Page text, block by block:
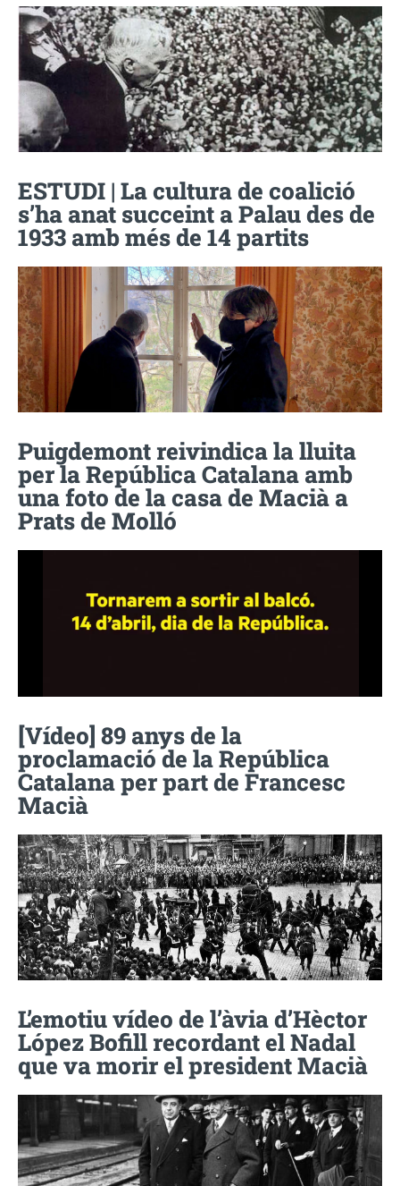
ESTUDI | La cultura de coalició
s’ha anat succeint a Palau des de
1933 amb més de 14 partits
Puigdemont reivindica la lluita
per la República Catalana amb
una foto de la casa de Macià a
Prats de Molló
[Vídeo] 89 anys de la
proclamació de la República
Catalana per part de Francesc
Macià
L’emotiu vídeo de l’àvia d’Hèctor
López Bofill recordant el Nadal
que va morir el president Macià